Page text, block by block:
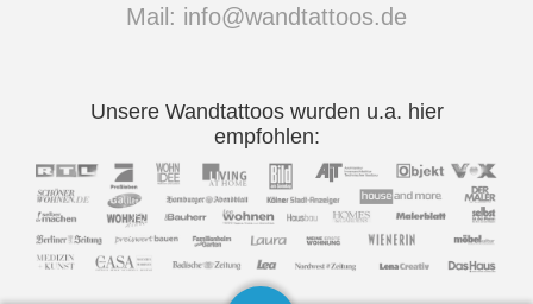
Mail: info@wandtattoos.de
Unsere Wandtattoos wurden u.a. hier
empfohlen: